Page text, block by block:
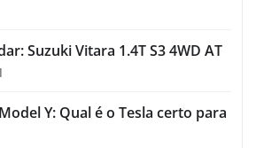
Suzuki Vitara 1.4T S3 4WD AT
Y: Qual é o Tesla certo para